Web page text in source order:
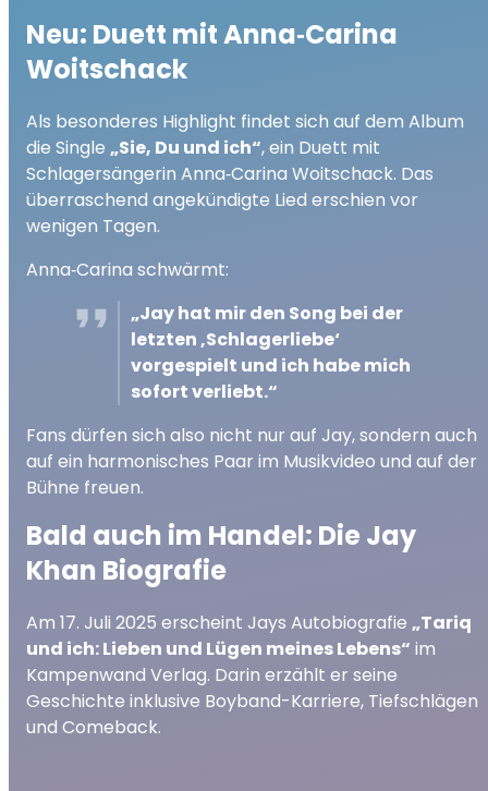
Neu: Duett mit Anna‑Carina
Woitschack
Als besonderes Highlight findet sich auf dem Album
die Single „Sie, Du und ich“, ein Duett mit
Schlagersängerin Anna‑Carina Woitschack. Das
überraschend angekündigte Lied erschien vor
wenigen Tagen.
Anna‑Carina schwärmt:
„Jay hat mir den Song bei der
letzten ‚Schlagerliebe‘
vorgespielt und ich habe mich
sofort verliebt.“
Fans dürfen sich also nicht nur auf Jay, sondern auch
auf ein harmonisches Paar im Musikvideo und auf der
Bühne freuen.
Bald auch im Handel: Die Jay
Khan Biografie
Am 17. Juli 2025 erscheint Jays Autobiografie „Tariq
und ich: Lieben und Lügen meines Lebens“ im
Kampenwand Verlag. Darin erzählt er seine
Geschichte inklusive Boyband-Karriere, Tiefschlägen
und Comeback.